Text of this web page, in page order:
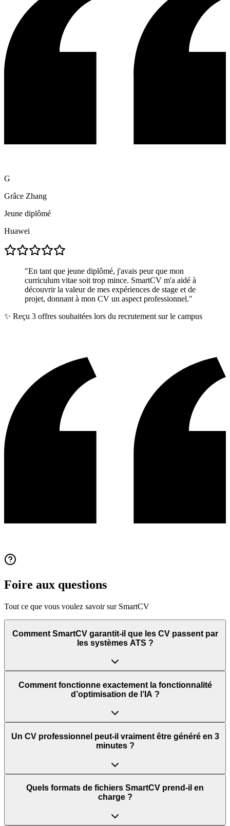
G
Grâce Zhang
Jeune diplômé
Huawei
"En tant que jeune diplômé, j'avais peur que mon
curriculum vitae soit trop mince. SmartCV m'a aidé à
découvrir la valeur de mes expériences de stage et de
projet, donnant à mon CV un aspect professionnel."
✨ Reçu 3 offres souhaitées lors du recrutement sur le campus
Foire aux questions
Tout ce que vous voulez savoir sur SmartCV
Comment SmartCV garantit-il que les CV passent par
les systèmes ATS ?
Comment fonctionne exactement la fonctionnalité
d’optimisation de l’IA ?
Un CV professionnel peut-il vraiment être généré en 3
minutes ?
Quels formats de fichiers SmartCV prend-il en
charge ?